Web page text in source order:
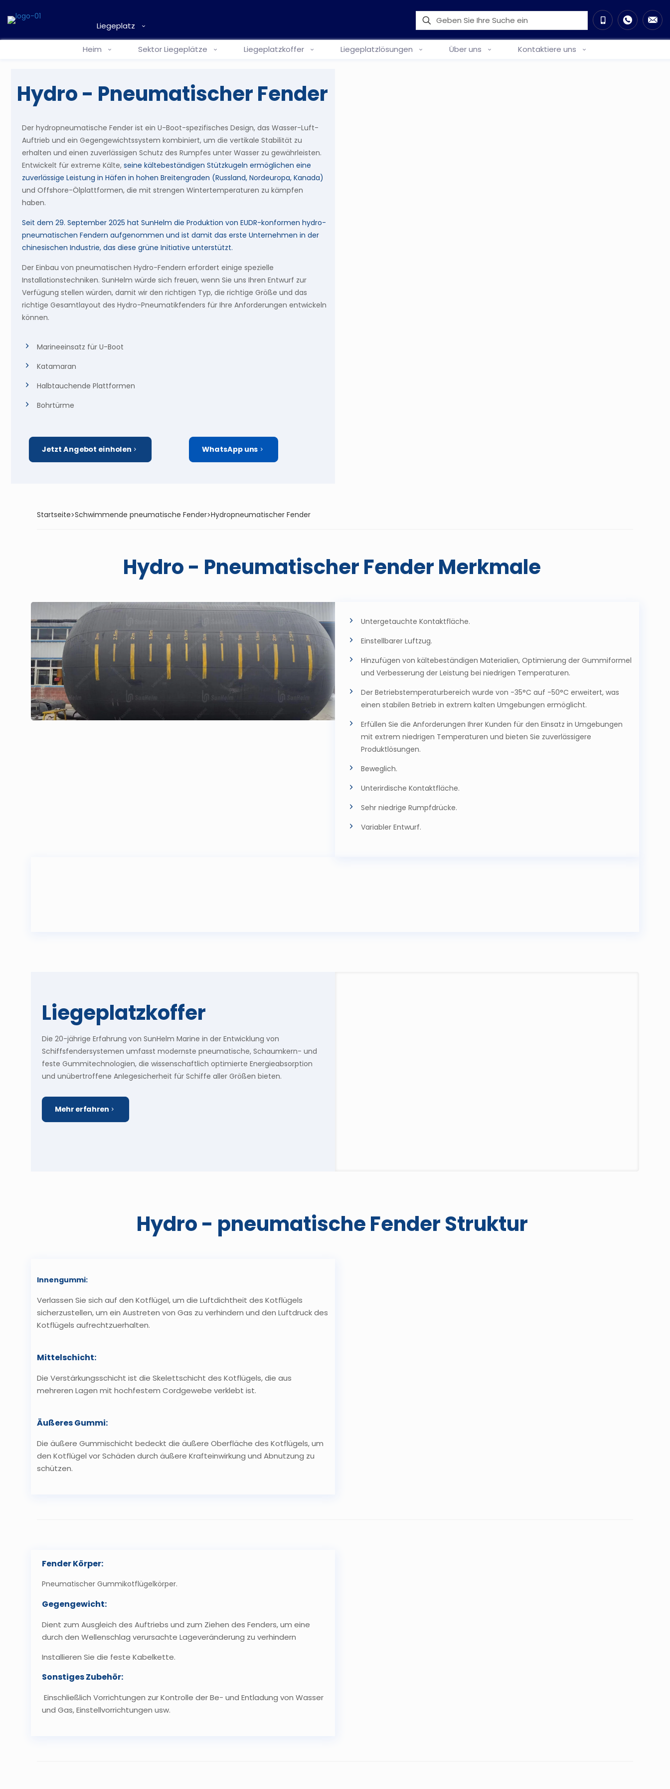
Liegeplatz
Heim Sektor Liegeplätze Liegeplatzkoffer Liegeplatzlösungen Über uns Kontaktiere uns
Hydro - Pneumatischer Fender
Der hydropneumatische Fender ist ein U-Boot-spezifisches Design, das Wasser-Luft-
Auftrieb und ein Gegengewichtssystem kombiniert, um die vertikale Stabilität zu
erhalten und einen zuverlässigen Schutz des Rumpfes unter Wasser zu gewährleisten.
Entwickelt für extreme Kälte, seine kältebeständigen Stützkugeln ermöglichen eine
zuverlässige Leistung in Häfen in hohen Breitengraden (Russland, Nordeuropa, Kanada)
und Offshore-Ölplattformen, die mit strengen Wintertemperaturen zu kämpfen
haben.
Seit dem 29. September 2025 hat SunHelm die Produktion von EUDR-konformen hydro-
pneumatischen Fendern aufgenommen und ist damit das erste Unternehmen in der
chinesischen Industrie, das diese grüne Initiative unterstützt.
Der Einbau von pneumatischen Hydro-Fendern erfordert einige spezielle
Installationstechniken. SunHelm würde sich freuen, wenn Sie uns Ihren Entwurf zur
Verfügung stellen würden, damit wir den richtigen Typ, die richtige Größe und das
richtige Gesamtlayout des Hydro-Pneumatikfenders für Ihre Anforderungen entwickeln
können.
Marineeinsatz für U-Boot
Katamaran
Halbtauchende Plattformen
Bohrtürme
Jetzt Angebot einholen WhatsApp uns
Startseite>Schwimmende pneumatische Fender>Hydropneumatischer Fender
Hydro - Pneumatischer Fender Merkmale
Untergetauchte Kontaktfläche.
Einstellbarer Luftzug.
Hinzufügen von kältebeständigen Materialien, Optimierung der Gummiformel
und Verbesserung der Leistung bei niedrigen Temperaturen.
Der Betriebstemperaturbereich wurde von -35°C auf -50°C erweitert, was
einen stabilen Betrieb in extrem kalten Umgebungen ermöglicht.
Erfüllen Sie die Anforderungen Ihrer Kunden für den Einsatz in Umgebungen
mit extrem niedrigen Temperaturen und bieten Sie zuverlässigere
Produktlösungen.
Beweglich.
Unterirdische Kontaktfläche.
Sehr niedrige Rumpfdrücke.
Variabler Entwurf.
Liegeplatzkoffer
Die 20-jährige Erfahrung von SunHelm Marine in der Entwicklung von
Schiffsfendersystemen umfasst modernste pneumatische, Schaumkern- und
feste Gummitechnologien, die wissenschaftlich optimierte Energieabsorption
und unübertroffene Anlegesicherheit für Schiffe aller Größen bieten.
Mehr erfahren
Hydro - pneumatische Fender Struktur
Innengummi:
Verlassen Sie sich auf den Kotflügel, um die Luftdichtheit des Kotflügels
sicherzustellen, um ein Austreten von Gas zu verhindern und den Luftdruck des
Kotflügels aufrechtzuerhalten.
Mittelschicht:
Die Verstärkungsschicht ist die Skelettschicht des Kotflügels, die aus
mehreren Lagen mit hochfestem Cordgewebe verklebt ist.
Äußeres Gummi:
Die äußere Gummischicht bedeckt die äußere Oberfläche des Kotflügels, um
den Kotflügel vor Schäden durch äußere Krafteinwirkung und Abnutzung zu
schützen.
Fender Körper:
Pneumatischer Gummikotflügelkörper.
Gegengewicht:
Dient zum Ausgleich des Auftriebs und zum Ziehen des Fenders, um eine
durch den Wellenschlag verursachte Lageveränderung zu verhindern
Installieren Sie die feste Kabelkette.
Sonstiges Zubehör:
Einschließlich Vorrichtungen zur Kontrolle der Be- und Entladung von Wasser
und Gas, Einstellvorrichtungen usw.